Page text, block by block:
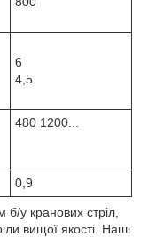
6
4,5
480 1200...
0,9
у кранових стріл,
вищої якості. Наші